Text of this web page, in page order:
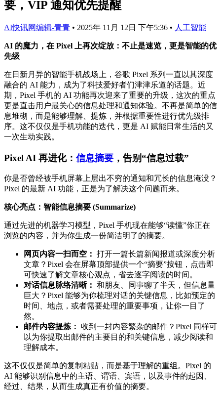
要，VIP 通知优先提醒
AI快讯网编辑-青青 • 2025年 11月 12日 下午5:36 • 人工智能
AI 的魔力，在 Pixel 上再次绽放：不止是速览，更是智能的优
先级
在日新月异的智能手机战场上，谷歌 Pixel 系列一直以其深度
融合的 AI 能力，成为了科技爱好者们津津乐道的话题。近
期，Pixel 手机的 AI 功能再次迎来了重要的升级，这次的重点
更是直击用户最关心的信息处理和通知体验。不再是简单的信
息堆砌，而是能够理解、提炼，并根据重要性进行优先级排
序。这不仅仅是手机功能的迭代，更是 AI 赋能日常生活的又
一次生动实践。
Pixel AI 再进化： 信息摘要 ，告别“信息过载”
你是否曾经被手机屏幕上层出不穷的通知和冗长的信息淹没？
Pixel 的最新 AI 功能，正是为了解决这个问题而来。
核心亮点：智能信息摘要 (Summarize)
通过先进的机器学习模型，Pixel 手机现在能够“读懂”你正在
浏览的内容，并为你生成一份简洁明了的摘要。
网页内容一扫而空： 打开一篇长篇新闻报道或深度分析
文章？Pixel 会在屏幕顶部提供一个“摘要”按钮，点击即
可快速了解文章核心观点，省去逐字阅读的时间。
对话信息脉络清晰： 和朋友、同事聊了半天，但信息量
巨大？Pixel 能够为你梳理对话的关键信息，比如预定的
时间、地点，或者需要处理的重要事项，让你一目了
然。
邮件内容提炼： 收到一封内容繁杂的邮件？Pixel 同样可
以为你提取出邮件的主要目的和关键信息，减少阅读和
理解成本。
这不仅仅是简单的复制粘贴，而是基于理解的重组。Pixel 的
AI 能够识别信息中的主语、谓语、宾语，以及事件的起因、
经过、结果，从而生成真正有价值的摘要。